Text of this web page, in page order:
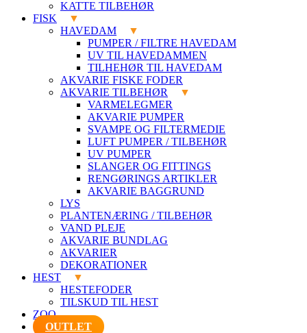
KATTE TILBEHØR
FISK
HAVEDAM
PUMPER / FILTRE HAVEDAM
UV TIL HAVEDAMMEN
TILHEHØR TIL HAVEDAM
AKVARIE FISKE FODER
AKVARIE TILBEHØR
VARMELEGMER
AKVARIE PUMPER
SVAMPE OG FILTERMEDIE
LUFT PUMPER / TILBEHØR
UV PUMPER
SLANGER OG FITTINGS
RENGØRINGS ARTIKLER
AKVARIE BAGGRUND
LYS
PLANTENÆRING / TILBEHØR
VAND PLEJE
AKVARIE BUNDLAG
AKVARIER
DEKORATIONER
HEST
HESTEFODER
TILSKUD TIL HEST
ZOO
OUTLET